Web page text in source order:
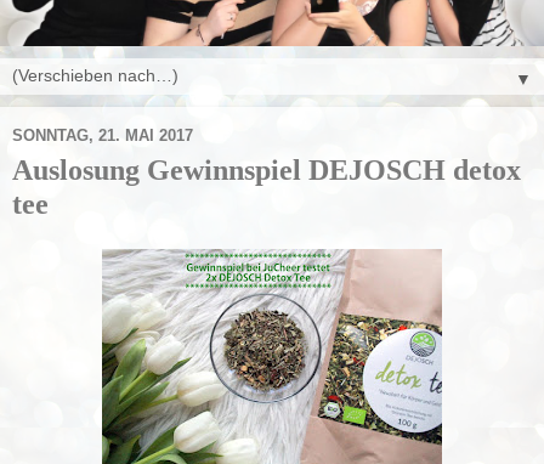
▼
SONNTAG, 21. MAI 2017
Auslosung Gewinnspiel DEJOSCH detox
tee